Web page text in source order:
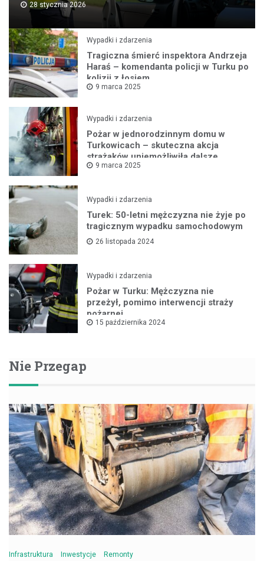
28 stycznia 2026
Wypadki i zdarzenia
Tragiczna śmierć inspektora Andrzeja
Haraś – komendanta policji w Turku po
kolizji z łosiem
9 marca 2025
Wypadki i zdarzenia
Pożar w jednorodzinnym domu w
Turkowicach – skuteczna akcja
strażaków uniemożliwiła dalsze
rozprzestrzenianie się ognia
9 marca 2025
Wypadki i zdarzenia
Turek: 50-letni mężczyzna nie żyje po
tragicznym wypadku samochodowym
26 listopada 2024
Wypadki i zdarzenia
Pożar w Turku: Mężczyzna nie
przeżył, pomimo interwencji straży
pożarnej
15 października 2024
Nie Przegap
Infrastruktura Inwestycje Remonty